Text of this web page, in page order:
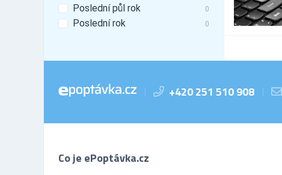
Poslední půl rok 0
Poslední rok 0
| +420 251 510 908 |
Co je ePoptávka.cz